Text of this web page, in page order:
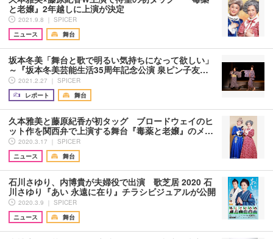
と老嬢』2年越しに上演が決定
2021.9.8 ｜ SPICER
ニュース
舞台
坂本冬美「舞台と歌で明るい気持ちになって欲しい」
～『坂本冬美芸能生活35周年記念公演 泉ピン子友…
2021.2.27 ｜ SPICER
レポート
舞台
久本雅美と藤原紀香が初タッグ ブロードウェイのヒ
ット作を関西弁で上演する舞台『毒薬と老嬢』のメ…
2020.3.17 ｜ SPICER
ニュース
舞台
石川さゆり、内博貴が夫婦役で出演 歌芝居 2020 石
川さゆり『あい 永遠に在り』チラシビジュアルが公開
2020.3.9 ｜ SPICER
ニュース
舞台